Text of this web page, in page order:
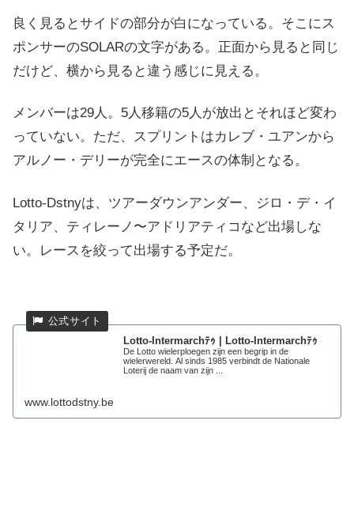
良く見るとサイドの部分が白になっている。そこにス
ポンサーのSOLARの文字がある。正面から見ると同じ
だけど、横から見ると違う感じに見える。
メンバーは29人。5人移籍の5人が放出とそれほど変わ
っていない。ただ、スプリントはカレブ・ユアンから
アルノー・デリーが完全にエースの体制となる。
Lotto-Dstnyは、ツアーダウンアンダー、ジロ・デ・イ
タリア、ティレーノ〜アドリアティコなど出場しな
い。レースを絞って出場する予定だ。
Lotto-Intermarchﾃｩ | Lotto-Intermarchﾃｩ
De Lotto wielerploegen zijn een begrip in de
wielerwereld. Al sinds 1985 verbindt de Nationale
Loterij de naam van zijn ...
www.lottodstny.be